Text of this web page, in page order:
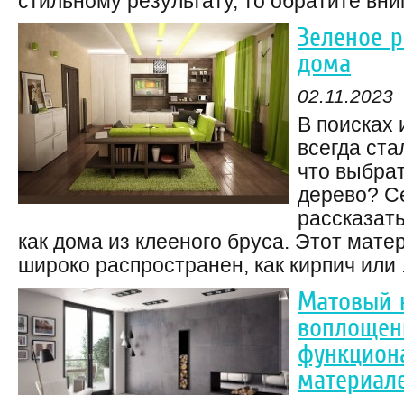
Зеленое
дома
02.11.2023
В поисках
всегда
что
дерево?
как дома из клееного бруса. Этот
широко распространен, как кирпич или
Матовый